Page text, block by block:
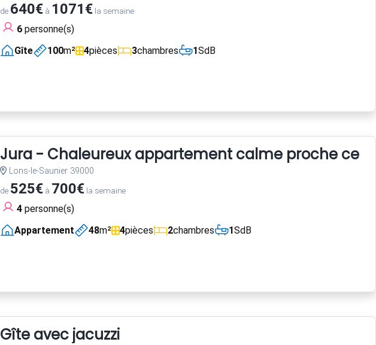
de 640€à 1071€la semaine
6personne(s)
Gîte
100m² 4pièces 3chambres 1SdB
Jura - Chaleureux appartement calme proche
Lons-le-Saunier 39000
de 525€à 700€la semaine
4personne(s)
Appartement
48m² 4pièces 2chambres 1SdB
Gîte avec jacuzzi